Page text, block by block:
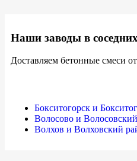
Наши заводы в
Доставляем бетонные смеси
Бокситогорск и
Волосово и
Волхов и Волховский